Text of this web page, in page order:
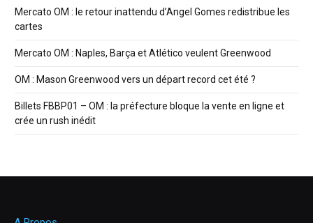
Mercato OM : le retour inattendu d’Angel Gomes redistribue les
cartes
Mercato OM : Naples, Barça et Atlético veulent Greenwood
OM : Mason Greenwood vers un départ record cet été ?
Billets FBBP01 – OM : la préfecture bloque la vente en ligne et
crée un rush inédit